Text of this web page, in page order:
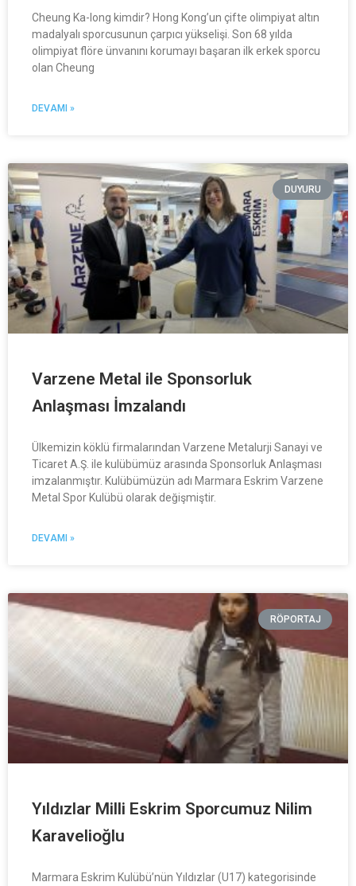
Cheung Ka-long kimdir? Hong Kong’un çifte olimpiyat altın
madalyalı sporcusunun çarpıcı yükselişi. Son 68 yılda
olimpiyat flöre ünvanını korumayı başaran ilk erkek sporcu
olan Cheung
DEVAMI »
DUYURU
Varzene Metal ile Sponsorluk
Anlaşması İmzalandı
Ülkemizin köklü firmalarından Varzene Metalurji Sanayi ve
Ticaret A.Ş. ile kulübümüz arasında Sponsorluk Anlaşması
imzalanmıştır. Kulübümüzün adı Marmara Eskrim Varzene
Metal Spor Kulübü olarak değişmiştir.
DEVAMI »
RÖPORTAJ
Yıldızlar Milli Eskrim Sporcumuz Nilim
Karavelioğlu
Marmara Eskrim Kulübü’nün Yıldızlar (U17) kategorisinde